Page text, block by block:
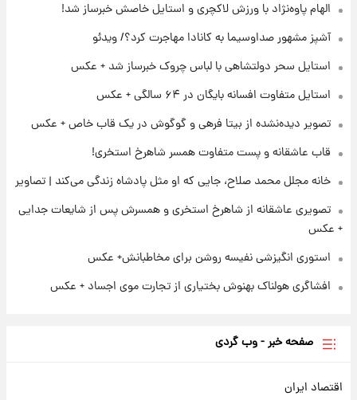
۲۲ ساعت پیش
برای اولین بار؛ انتشار تصاویری از رهبر جدید
انقلاب/ویدیو
تصاویر عمامه بستن به شیوه خاتمی/ویدیو
الهام پاوه‌نژاد با ورزش لاکچری و استایل خاصش خبرساز شد!
آشپز مشهور صداوسیما به کانادا مهاجرت کرد؟/ ویدئو
استایل سحر دولتشاهی با لباس چروک خبرساز شد + عکس
استایل متفاوت افسانه بایگان در ۶۴ سالگی + عکس
تصویر دیده‌نشده از بیتا فرهی و گوگوش در یک قاب خاص + عکس
قاب عاشقانه و پست متفاوت همسر شاهرخ استخری!
خانه مجلل محمد صلاح، جایی که او مثل پادشاه زندگی می‌کند | تصاویر
تصویری عاشقانه از شاهرخ استخری و همسرش پس از شایعات جدایی
+ عکس
استوری انگیزشی نفیسه روشن برای مخاطبانش+ عکس
افشاگری هولناک بهنوش بختیاری از تجارت موی اجساد + عکس
صفحه خبر - وب گردی
اقتصاد ایران